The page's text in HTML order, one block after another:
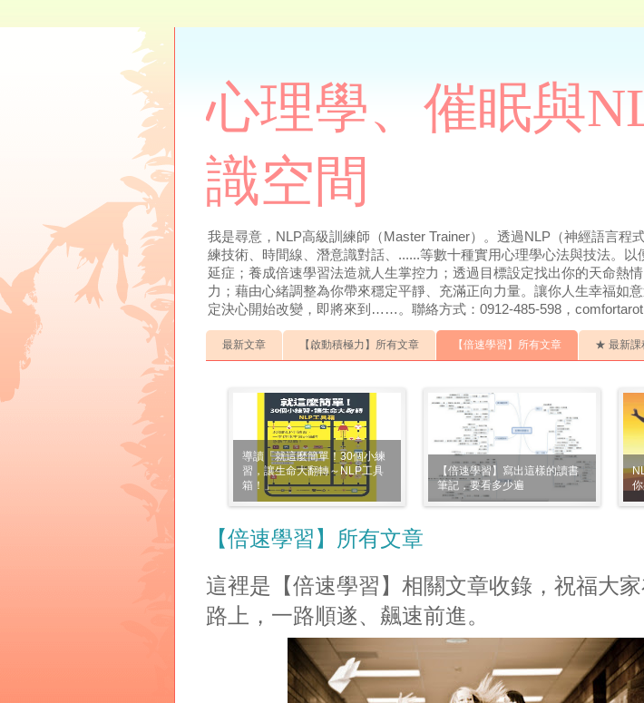
心理學、催眠與
識空間
我是尋意，NLP高級訓練師（Master Trainer）。透過NLP（神經語言
練技術、時間線、潛意識對話、......等數十種實用心理學心法與技法。
延症；養成倍速學習法造就人生掌控力；透過目標設定找出你的天命熱
力；藉由心緒調整為你帶來穩定平靜、充滿正向力量。讓你人生幸福如
定決心開始改變，即將來到……。聯絡方式：0912-485-598，
最新文章 【啟動積極力】所有文章 【倍速學習】所有文章 ★ 最新
導讀「就這麼簡單！30個小練
習，讓生命大翻轉～NLP工具
箱！」
【倍速學習】寫出這樣的讀書
筆記，要看多少遍
你
【倍速學習】所有文章
這裡是【倍速學習】相關文章收錄，祝福大
路上，一路順遂、飆速前進。